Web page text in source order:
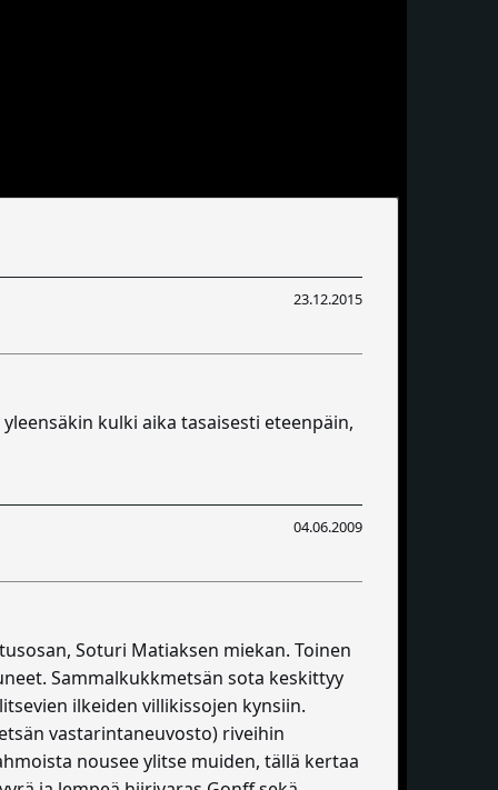
23.12.2015
kulki aika tasaisesti eteenpäin,
04.06.2009
Soturi Matiaksen miekan. Toinen
Sammalkukkmetsän sota keskittyy
ilkeiden villikissojen kynsiin.
vastarintaneuvosto) riveihin
nousee ylitse muiden, tällä kertaa